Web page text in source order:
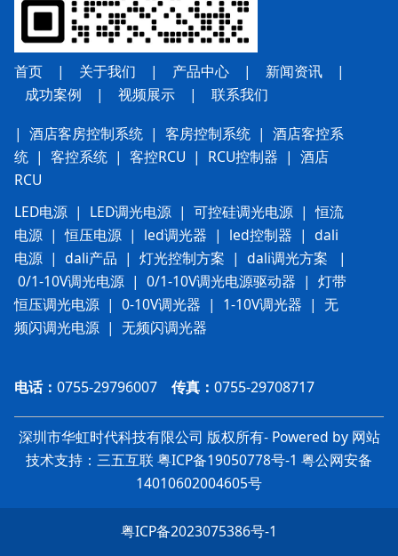
首页| 关于我们 | 产品中心 | 新闻资讯|
成功案例 | 视频展示| 联系我们
| 酒店客房控制系统| 客房控制系统| 酒店客控系
统| 客控系统 | 客控RCU | RCU控制器 | 酒店
RCU
LED电源| LED调光电源 | 可控硅调光电源 |恒流
电源 |恒压电源 | led调光器 | led控制器 | dali
电源 | dali产品 | 灯光控制方案 | dali调光方案
|
0/1-10V调光电源 | 0/1-10V调光电源驱动器 | 灯带
恒压调光电源| 0-10V调光器 | 1-10V调光器 | 无
频闪调光电源| 无频闪调光器
电话： 0755-29796007 传真： 0755-29708717
深圳市华虹时代科技有限公司 版权所有- Powered by 网站
技术支持：三五互联 粤ICP备19050778号-1 粤公网安备
14010602004605号
粤ICP备2023075386号-1